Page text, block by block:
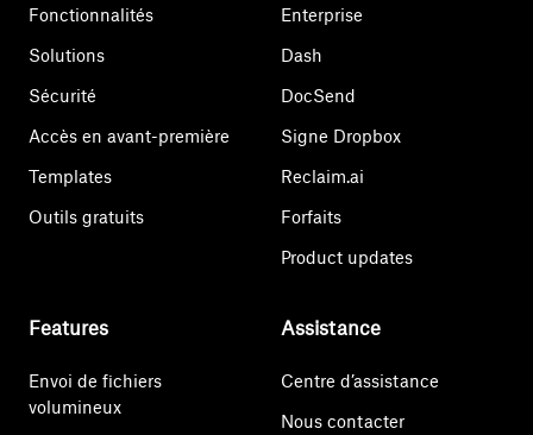
Fonctionnalités
Solutions
Sécurité
Accès en avant-première
Templates
Outils gratuits
Enterprise
Dash
DocSend
Signe Dropbox
Reclaim.ai
Forfaits
Product updates
Features
Envoi de fichiers
volumineux
Assistance
Centre d’assistance
Nous contacter